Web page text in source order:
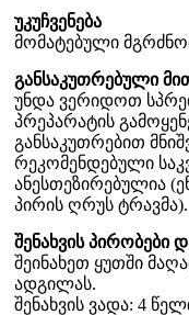
უკუჩვენება
მომატებული
განსაკუთრებული
უნდა ვერიდოთ
პრეპარატის
განსაკუთრებით
რეკომენდებული
ანესთეზირებულია
პირის ღრუს ტრავმა).
შენახვის პირობები
შეინახეთ ყუთში
ადგილას.
შენახვის ვადა: 4